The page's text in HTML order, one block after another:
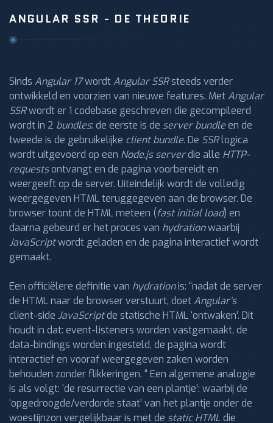
ANGULAR SSR - DE THEORIE
Sinds Angular 17wordtAngular SSRsteeds verder
ontwikkeld en voorzien van nieuwe features. MetAngular
SSRwordt er 1 codebase geschreven die gecompileerd
wordt in 2 bundles: de eerste is de server bundleen de
tweede is de gebruikelijke client bundle. DeSSRlogica
wordt uitgevoerd op een Node.js serverdie alle HTTP-
requestsontvangt en de pagina voorbereidt en
weergeeft op de server. Uiteindelijk wordt de volledig
weergegeven HTML teruggegeven aan de browser. De
browser toont de HTML meteen (fast initial load) en
daarna gebeurd er het proces van hydrationwaarbij
JavaScriptwordt geladen en de pagina interactief wordt
gemaakt.
Een officiëlere definitie van hydrationis: “nadat de server
de HTML naar de browser verstuurt, doetAngular’s
client-side JavaScriptde statische HTML ‘ontwaken’. Dit
houdt in dat: event-listeners worden vastgemaakt, de
data-bindings worden ingesteld, de pagina wordt
interactief en vooraf weergegeven zaken worden
behouden zonder flikkeringen. “ Een algemene analogie
is als volgt: ‘de resurrectie van een plantje’: waarbij de
‘opgedroogde/verdorde staat’ van het plantje onder de
woestijnzon vergelijkbaar is met de static HTMLdie